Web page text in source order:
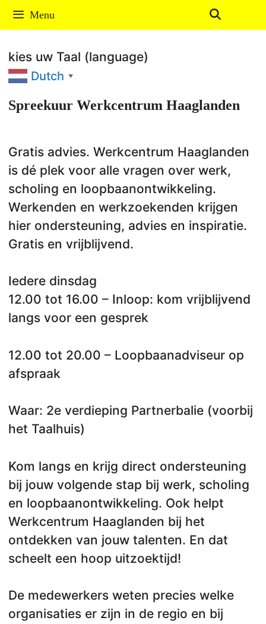
Ga
naar
inhoud
Menu
kies uw Taal (language)
Dutch ▼
Spreekuur Werkcentrum Haaglanden
Gratis advies. Werkcentrum Haaglanden
is dé plek voor alle vragen over werk,
scholing en loopbaanontwikkeling.
Werkenden en werkzoekenden krijgen
hier ondersteuning, advies en inspiratie.
Gratis en vrijblijvend.
Iedere dinsdag
12.00 tot 16.00 – Inloop: kom vrijblijvend
langs voor een gesprek
12.00 tot 20.00 – Loopbaanadviseur op
afspraak
Waar: 2e verdieping Partnerbalie (voorbij
het Taalhuis)
Kom langs en krijg direct ondersteuning
bij jouw volgende stap bij werk, scholing
en loopbaanontwikkeling. Ook helpt
Werkcentrum Haaglanden bij het
ontdekken van jouw talenten. En dat
scheelt een hoop uitzoektijd!
De medewerkers weten precies welke
organisaties er zijn in de regio en bij